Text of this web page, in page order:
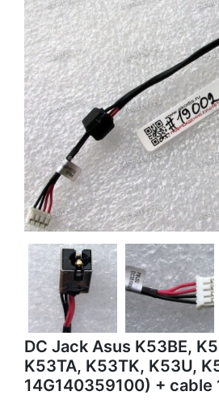
DC Jack Asus K53BE,
K53TA, K53TK, K53U,
14G140359100) + cable